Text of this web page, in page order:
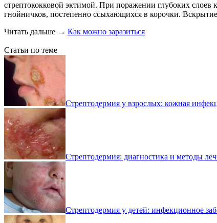
стрептококковой эктимой. При поражении глубоких
гнойничков, постепенно ссыхающихся в корочки.
Читать дальше → Как можно заразиться
Статьи по теме
Стрептодермия у взрослых: кожная
Стрептодермия: диагностика и методы
Стрептодермия у детей: инфекционное